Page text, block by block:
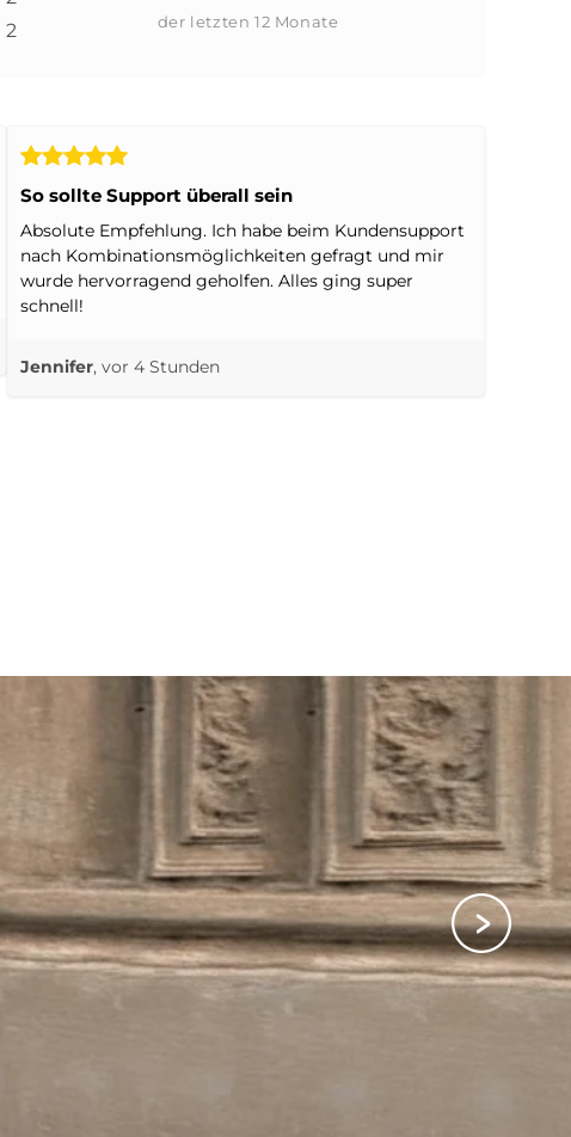
2
der letzten 12 Monate
So sollte Support überall sein
Absolute Empfehlung. Ich habe beim Kundensupport
nach Kombinationsmöglichkeiten gefragt und mir
wurde hervorragend geholfen. Alles ging super
schnell!
Jennifer, vor 4 Stunden